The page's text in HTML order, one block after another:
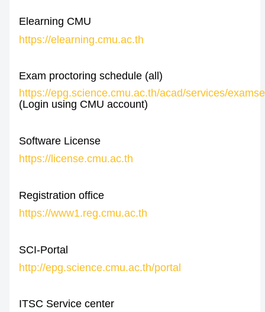
Elearning CMU
https://elearning.cmu.ac.th
Exam proctoring schedule (all)
https://epg.science.cmu.ac.th/acad/services/
(Login using CMU account)
Software License
https://license.cmu.ac.th
Registration office
https://www1.reg.cmu.ac.th
SCI-Portal
http://epg.science.cmu.ac.th/portal
ITSC Service center